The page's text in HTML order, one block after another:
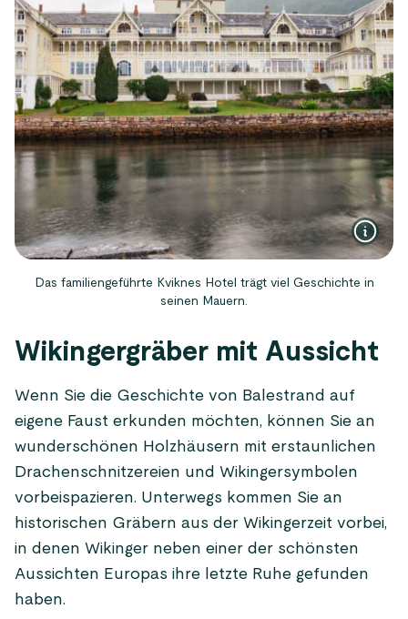
Das familiengeführte Kviknes Hotel trägt viel Geschichte in
seinen Mauern.
Wikingergräber mit Aussicht
Wenn Sie die Geschichte von Balestrand auf
eigene Faust erkunden möchten, können Sie an
wunderschönen Holzhäusern mit erstaunlichen
Drachenschnitzereien und Wikingersymbolen
vorbeispazieren. Unterwegs kommen Sie an
historischen Gräbern aus der Wikingerzeit vorbei,
in denen Wikinger neben einer der schönsten
Aussichten Europas ihre letzte Ruhe gefunden
haben.